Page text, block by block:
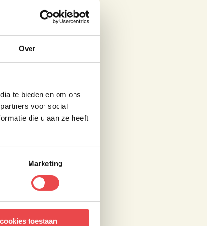
Over
te bieden en om ons
voor social
die u aan ze heeft
Marketing
toestaan